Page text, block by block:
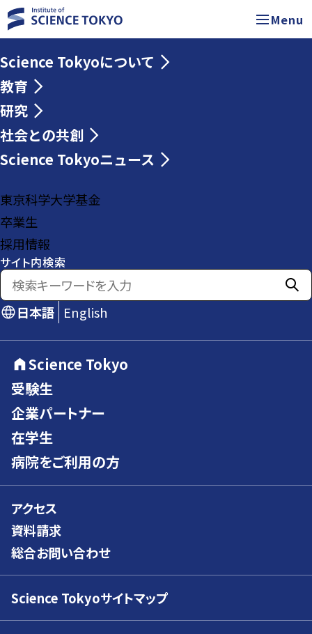
Menu
Science Tokyoについて
教育
研究
社会との共創
Science Tokyoニュース
東京科学大学基金
卒業生
採用情報
サイト内検索
日本語 English
Science Tokyo
受験生
企業パートナー
在学生
病院をご利用の方
アクセス
資料請求
総合お問い合わせ
Science Tokyoサイトマップ